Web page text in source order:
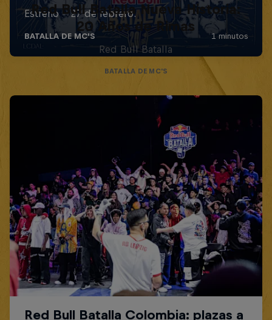
Red Bull Batalla Nueva Historia:
20 Años de Rimas
Red Bull Batalla
BATALLA DE MC'S